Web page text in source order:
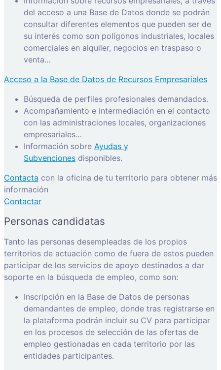
del acceso a una Base de Datos donde se podrán
consultar diferentes elementos que pueden ser de
su interés como son polígonos industriales, locales
comerciales en alquiler, negocios en traspaso o
venta…
Acceso a la Base de Datos de Recursos Empresariales
Búsqueda de perfiles profesionales demandados.
Acompañamiento e intermediación en el contacto
con las administraciones locales, organizaciones
empresariales…
Información sobre Ayudas y
Subvenciones disponibles.
Contacta con la oficina de tu territorio para obtener más
información
Contactar
Personas candidatas
Tanto las personas desempleadas de los propios
territorios de actuación como de fuera de estos pueden
participar de los servicios de apoyo destinados a dar
soporte en la búsqueda de empleo, como son:
Inscripción en la Base de Datos de personas
demandantes de empleo, donde tras registrarse en
la plataforma podrán incluir su CV para participar
en los procesos de selección de las ofertas de
empleo gestionadas en cada territorio por las
entidades participantes.